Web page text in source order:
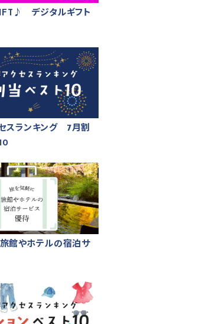
デジタルギフト
スランキング 7月割
館やホテルの宿泊サ